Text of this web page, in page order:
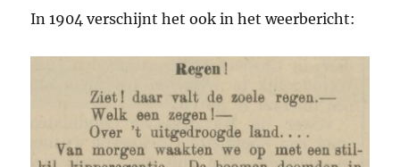
In 1904 verschijnt het ook in het weerbericht: